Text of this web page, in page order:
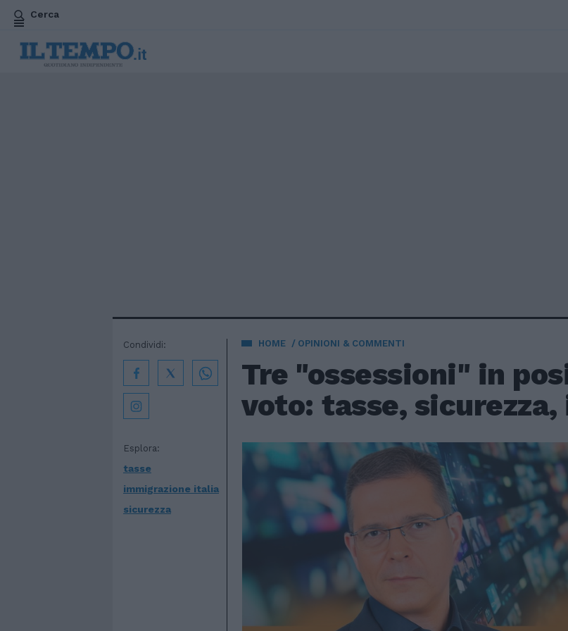
Cerca
HOME OPINIONI & COMMENTI
Tre "ossessioni" in
voto: tasse,
Esplora:
tasse
immigrazione italia
sicurezza
Condividi: